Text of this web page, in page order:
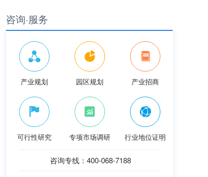
咨询·服务
产业规划 园区规划 产业招商
可行性研究 专项市场调研 行业地位证明
咨询专线：400-068-7188